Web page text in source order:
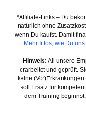
*Affiliate-Links – Du
natürlich ohne
wenn Du kaufst. Damit
Mehr Infos, wie Du
Hinweis: All unsere
erarbeitet und geprüft.
keine
soll Ersatz für
dem Training